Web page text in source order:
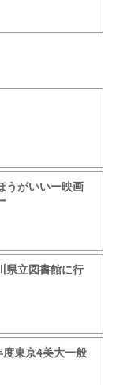
うがいいー映画
県立図書館に行
度東京4美大一般